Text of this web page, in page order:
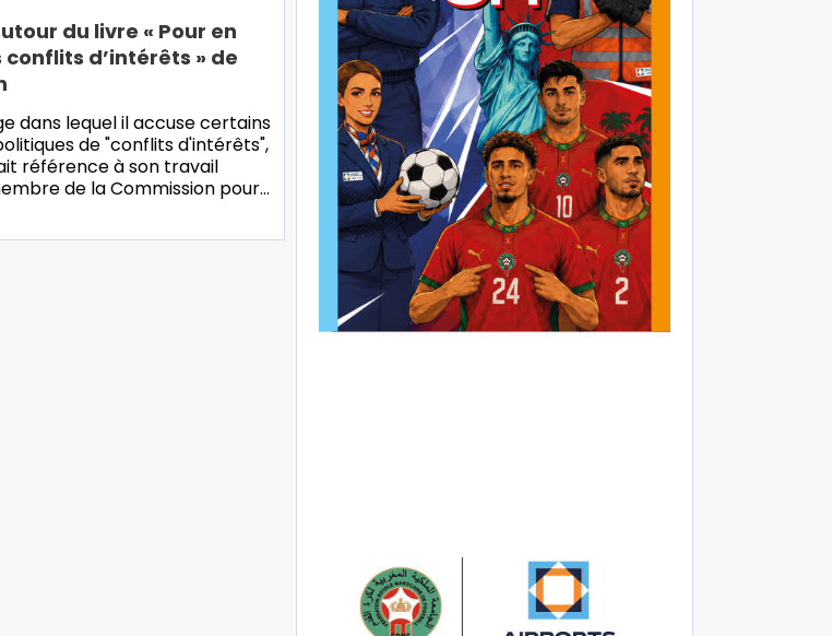
du livre « Pour en
d’intérêts » de
dans lequel il accuse certains
de "conflits d'intérêts",
référence à son travail
de la Commission pour…